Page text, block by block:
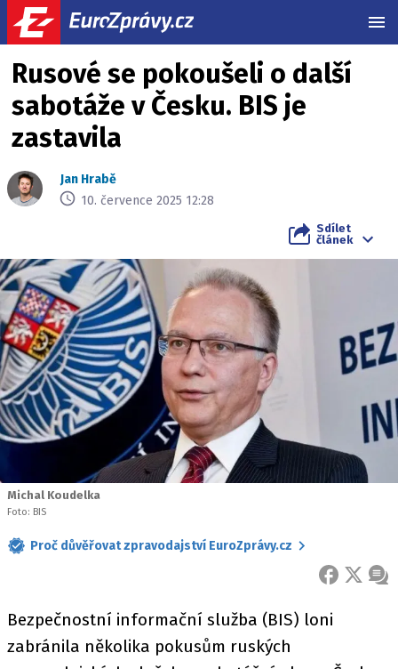
Rusové se pokoušeli o další
sabotáže v Česku. BIS je
zastavila
Jan Hrabě
10. července 2025 12:28
Sdílet
článek
Michal Koudelka
Foto: BIS
Proč důvěřovat zpravodajství EuroZprávy.cz
FACEBOOK
X
Bezpečnostní informační služba (BIS) loni
zabránila několika pokusům ruských